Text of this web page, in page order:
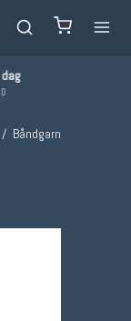
/ Båndgarn